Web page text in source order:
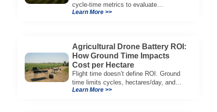
cycle-time metrics to evaluate
agricultural drone batteries and increase
Learn More >>
Agricultural Drone Battery ROI:
How Ground Time Impacts
Cost per Hectare
Flight time doesn’t define ROI. Ground
time limits cycles, hectares/day, and
cost per hectare—here’s the evaluation
Learn More >>